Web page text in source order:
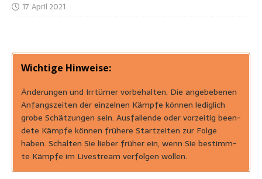
17. April 2021
Wich­ti­ge Hinweise:
Ände­run­gen und Irr­tü­mer vor­be­hal­ten. Die ange­be­be­nen
Anfangs­zei­ten der ein­zel­nen Kämp­fe kön­nen ledig­lich
gro­be Schät­zun­gen sein. Aus­fal­len­de oder vor­zei­tig been­
de­te Kämp­fe kön­nen frü­he­re Start­zei­ten zur Fol­ge
haben. Schal­ten Sie lie­ber frü­her ein, wenn Sie bestimm­
te Kämp­fe im Live­stream ver­fol­gen wollen.